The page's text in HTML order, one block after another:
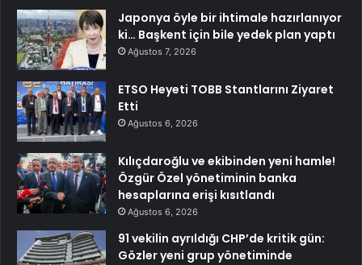
Japonya öyle bir ihtimale hazırlanıyor
ki… Başkent için bile yedek plan yaptı
Ağustos 7, 2026
ETSO Heyeti TOBB Stantlarını Ziyaret
Etti
Ağustos 6, 2026
Kılıçdaroğlu ve ekibinden yeni hamle!
Özgür Özel yönetiminin banka
hesaplarına erişi kısıtlandı
Ağustos 6, 2026
91 vekilin ayrıldığı CHP’de kritik gün:
Gözler yeni grup yönetiminde